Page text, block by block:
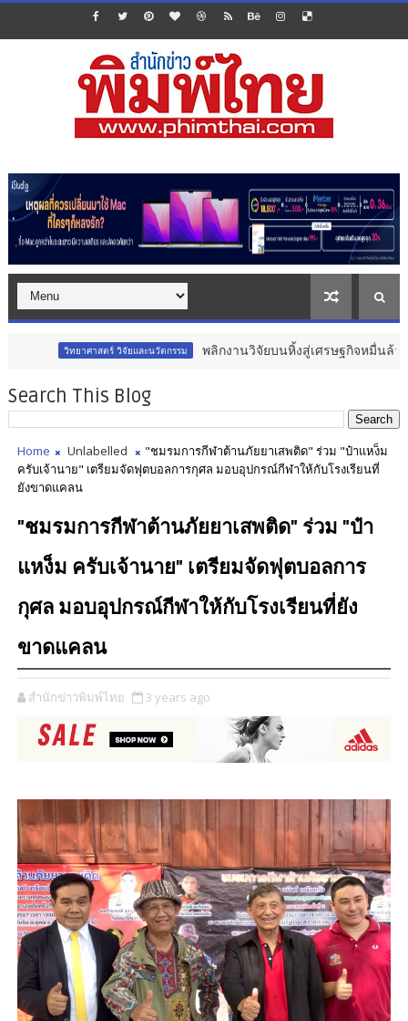
สตร์ วิจัยและนวัตกรรม พลิกงานวิจัยบนหิ้งสู่เศรษฐกิจหมื่นล้าน : เจาะลึกมุมมอ
Search This Blog
Home Unlabelled
"ชมรมการกีฬาต้านภัยยาเสพติด" ร่วม "ป๋าแหง็ม
ครับเจ้านาย" เตรียมจัดฟุตบอลการกุศล มอบอุปกรณ์กีฬาให้กับโรงเรียนที่
ยังขาดแคลน
"ชมรมการกีฬาต้านภัยยาเสพติด" ร่วม "ป๋า
แหง็ม ครับเจ้านาย" เตรียมจัดฟุตบอลการ
กุศล มอบอุปกรณ์กีฬาให้กับโรงเรียนที่ยัง
ขาดแคลน
สำนักข่าวพิมพ์ไทย 3 years ago